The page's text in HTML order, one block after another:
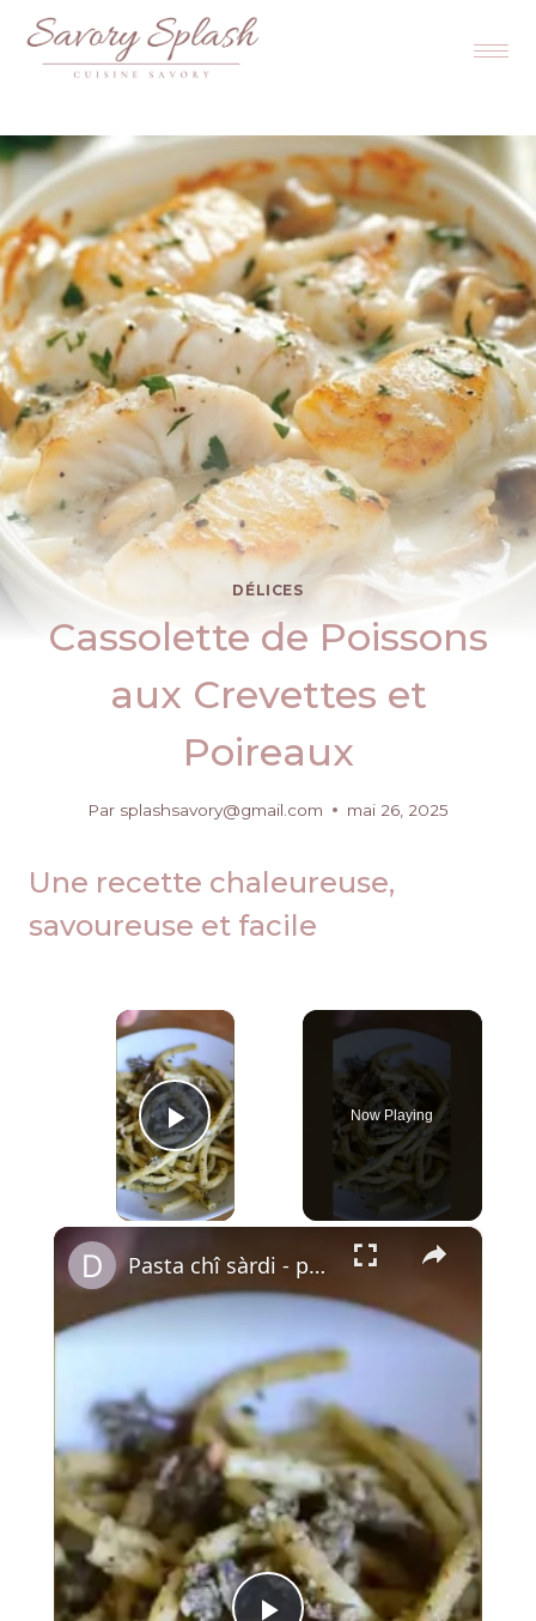
DÉLICES
Cassolette de Poissons
aux Crevettes et
Poireaux
Par splashsavory@gmail.com mai 26, 2025
Une recette chaleureuse,
savoureuse et facile
×
Play Video
Now Playing
×
Pasta chî sàrdi - pâtes aux sardines